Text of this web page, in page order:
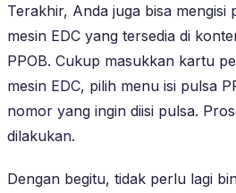
Terakhir, Anda juga bisa mengisi
mesin EDC yang tersedia di
PPOB. Cukup masukkan kartu
mesin EDC, pilih menu isi pulsa
nomor yang ingin diisi pulsa.
dilakukan.
Dengan begitu, tidak perlu lagi